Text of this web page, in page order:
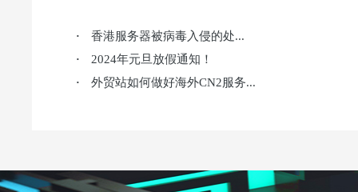
· 香港服务器被病毒入侵的处...
· 2024年元旦放假通知！
· 外贸站如何做好海外CN2服务...